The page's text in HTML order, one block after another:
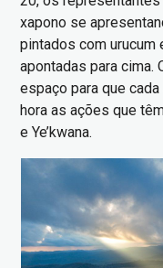
xapono se
pintados com urucum
apontadas para cima.
espaço para que
hora as ações que
e Ye’kwana.
Imagem